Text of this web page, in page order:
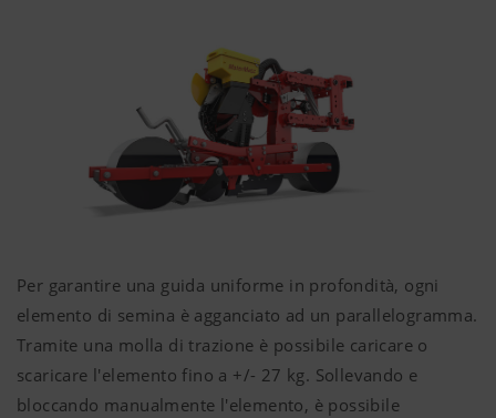
Per garantire una guida uniforme in profondità, ogni
elemento di semina è agganciato ad un parallelogramma.
Tramite una molla di trazione è possibile caricare o
scaricare l'elemento fino a +/- 27 kg. Sollevando e
bloccando manualmente l'elemento, è possibile